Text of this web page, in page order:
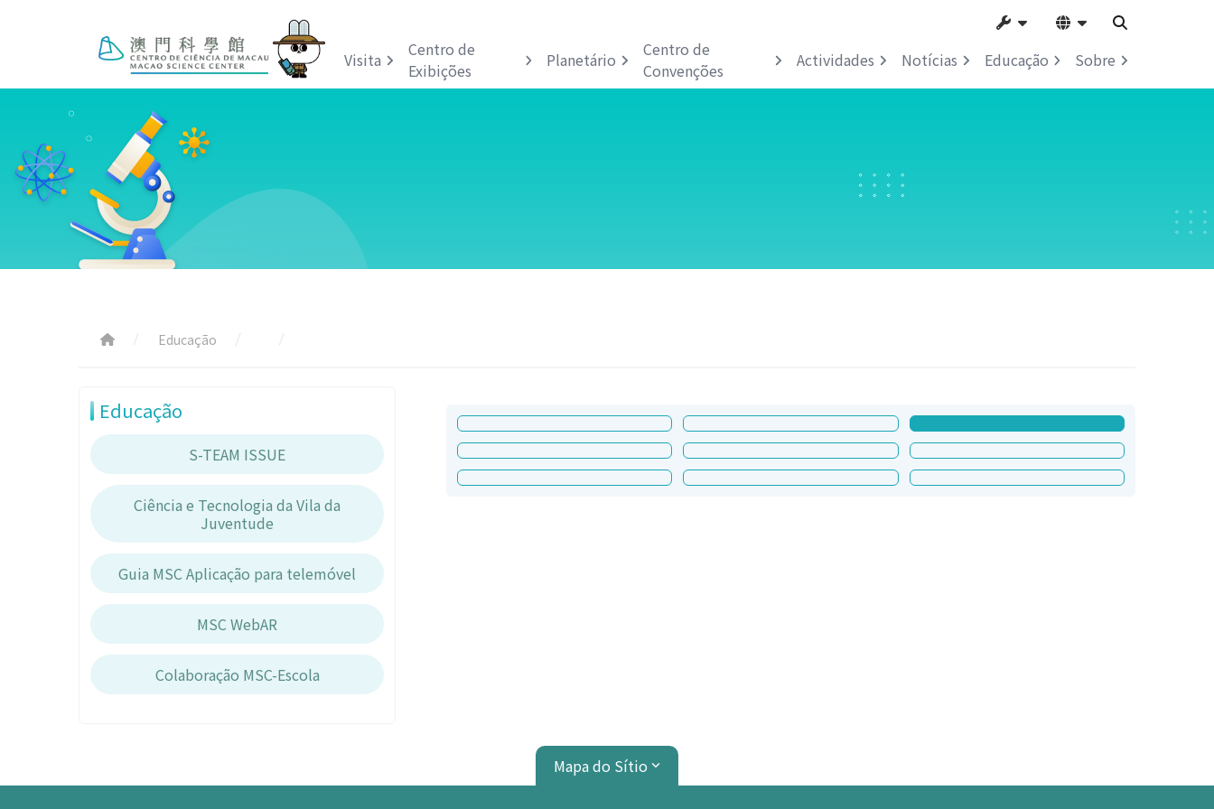
Visita
Centro de
Exibições
Planetário
Centro de
Convenções
Actividades Notícias Educação Sobre
Educação
Educação
S-TEAM ISSUE
Ciência e Tecnologia da Vila da
Juventude
Guia MSC Aplicação para telemóvel
MSC WebAR
Colaboração MSC-Escola
Mapa do Sítio